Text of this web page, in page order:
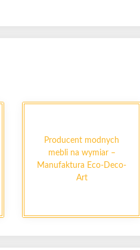
Producent modnych
mebli na wymiar –
Manufaktura Eco-Deco-
Art